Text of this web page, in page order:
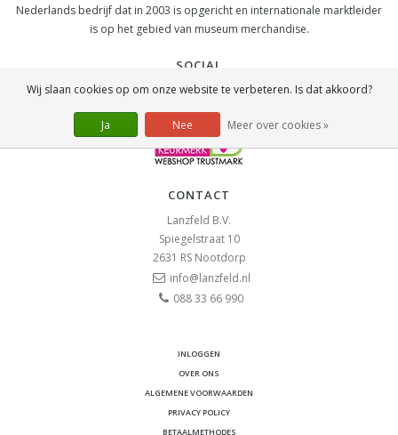
Nederlands bedrijf dat in 2003 is opgericht en internationale marktleider
is op het gebied van museum merchandise.
SOCIAL
CONTACT
Lanzfeld B.V.
Spiegelstraat 10
2631 RS Nootdorp
info@lanzfeld.nl
088 33 66 990
INLOGGEN
OVER ONS
ALGEMENE VOORWAARDEN
PRIVACY POLICY
BETAALMETHODES
Wij slaan cookies op om onze website te verbeteren. Is dat akkoord?
Ja Nee Meer over cookies »